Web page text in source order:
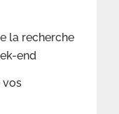
la recherche
end
vos